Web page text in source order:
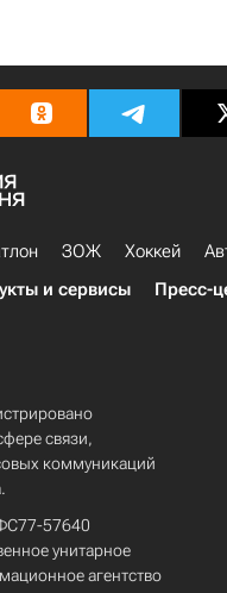
ЗОЖ Хоккей
и сервисы Пресс-
связи,
коммуникаций
57640
унитарное
агентство